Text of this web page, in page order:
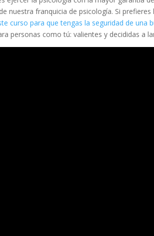
nuestra franquicia de psicología. Si
curso para que tengas la seguridad de una
personas como tú: valientes y decididas a